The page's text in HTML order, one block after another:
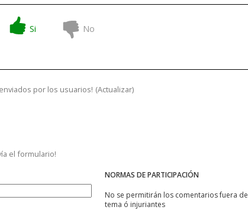
Si No
por los usuarios! (Actualizar)
el formulario!
NORMAS DE PARTICIPACIÓN
No se permitirán los comentarios fuera de
tema ó injuriantes